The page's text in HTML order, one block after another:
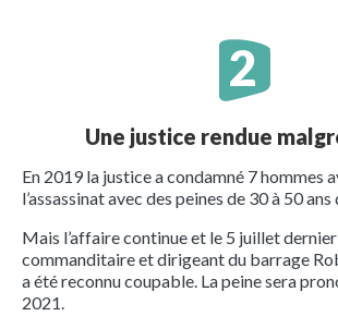
Une justice rendue
En 2019 la justice a condamné 7 hommes
l’assassinat avec des peines de 30 à 50 ans
Mais l’affaire continue et le 5 juillet dernier
commanditaire et dirigeant du barrage
a été reconnu coupable. La peine sera
2021.